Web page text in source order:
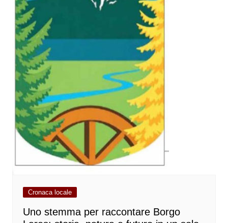
Cronaca locale
Uno stemma per raccontare Borgo